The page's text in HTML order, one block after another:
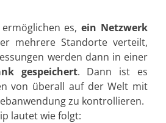
ermöglichen es,ein Netzwerk
mehrere Standorte verteilt,
werden dann in einer
gespeichert. Dann ist es
von überall auf der Welt mit
zu kontrollieren.
lautet wie folgt: